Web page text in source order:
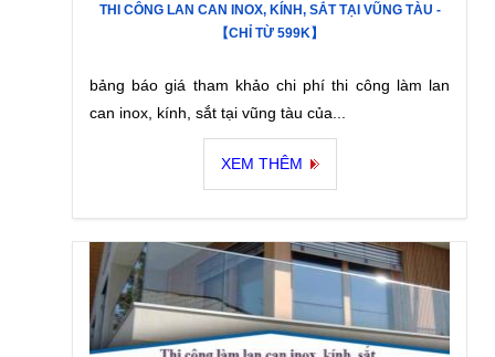
THI CÔNG LAN CAN INOX, KÍNH, SẮT TẠI VŨNG TÀU -
【CHỈ TỪ 599K】
bảng báo giá tham khảo chi phí thi công làm lan
can inox, kính, sắt tại vũng tàu của...
XEM THÊM